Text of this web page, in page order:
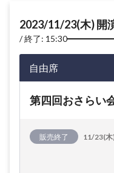
2023/11/23(木) 開
終了: 15:30
自由席
第四回おさらい
販売終了 11/23(木